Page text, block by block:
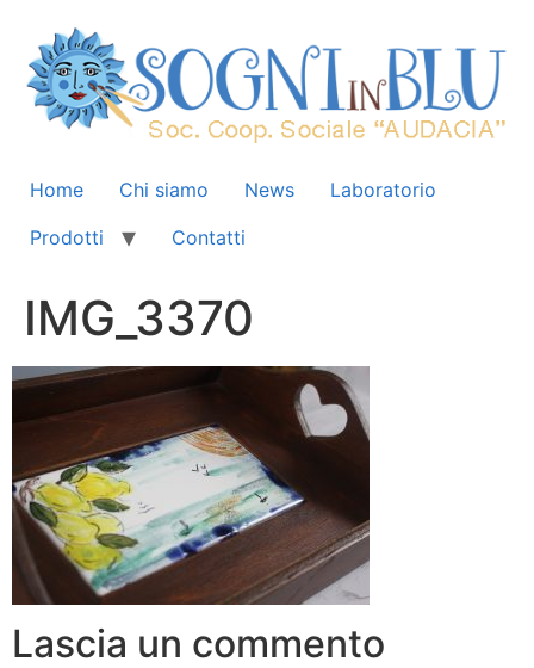
Home Chi siamo News
Laboratorio
Prodotti
Contatti
IMG_3370
Lascia un commento